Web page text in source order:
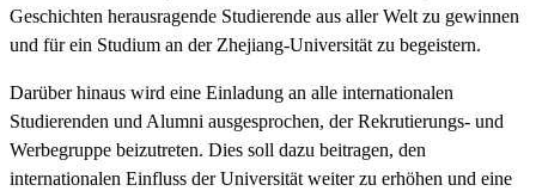
Geschichten herausragende Studierende aus aller Welt zu gewinnen
und für ein Studium an der Zhejiang-Universität zu begeistern.
Darüber hinaus wird eine Einladung an alle internationalen
Studierenden und Alumni ausgesprochen, der Rekrutierungs- und
Werbegruppe beizutreten. Dies soll dazu beitragen, den
internationalen Einfluss der Universität weiter zu erhöhen und eine